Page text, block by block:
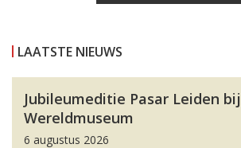
LAATSTE NIEUWS
Jubileumeditie Pasar Leiden bij
Wereldmuseum
6 augustus 2026